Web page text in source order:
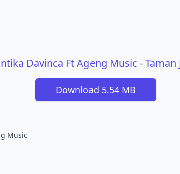
Davinca Ft Ageng Music - Taman
Download 5.54 MB
Music